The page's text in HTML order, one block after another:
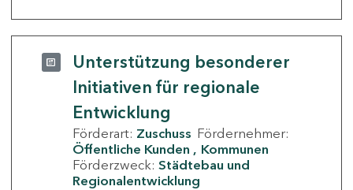
Unterstützung besonderer
Initiativen für regionale
Entwicklung
Förderart: Zuschuss Fördernehmer:
Öffentliche Kunden
Kommunen
Förderzweck: Städtebau und
Regionalentwicklung